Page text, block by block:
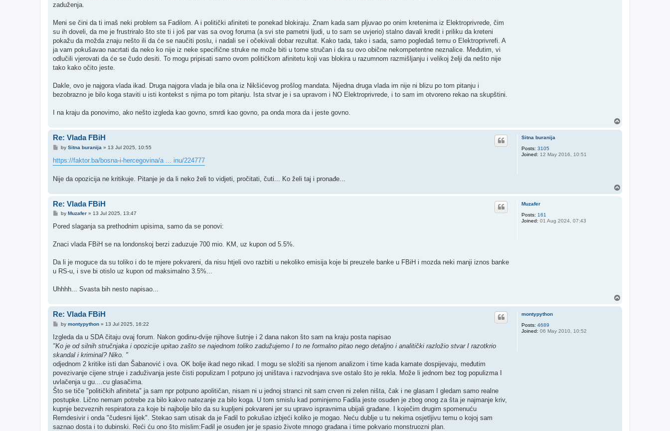
zaduženja.
Meni se čini da ti imaš neki problem sa Fadilom. A i politički afiniteti te ponekad blokiraju. Znam kada sam pljuvao po onim kretenima iz Elektroprivrede, čim
su ih doveli, da me je frustriralo što ste ti i još par vas sa ovog foruma (a svi ste pametni ljudi, u to sam se uvjerio) stalno davali kredit i priliku da kreteni
pokažu da možda znaju nešto ili da će se naučiti poslu, i nadali se i očekivali dobar rezultat. Kako tada, tako i sada, samo pogledaš temu o Elektroprivrefi. A
ja vam pokušavao nacrtati da neko ko nije iz neke specifične struke ne može biti u tome stručan i da su ovo obične nekompetentne neznalice. Međutim, vi
odlučili vjerovati da će se čudo desiti. To mogu pripisati samo ovom političkom afinitetu koji vas blokira u razumnom razmišljanju i velikoj želji da nešto nije
tako kako očito jeste.
Dakle, ovo je najgora vlada ikad. Druga najgora vlada je bila ona iz Nikšićevog prošlog mandata. Nijedna druga vlada im nije ni blizu po tom pitanju i
bezobrazno je bilo koga staviti u isti kontekst s njima po tom pitanju. Ista stvar je i sa upravom i NO Elektroprivrede, i to sam im otvoreno rekao na skupštini.
I na kraju da ponovimo, ako nešto izgleda kao govno, smrdi kao govno, pa onda mora da i jeste govno.
Sitna buranija
Posts: 3105
Joined: 12 May 2016, 10:51
Re: Vlada FBiH
P
s
t
by Sitna buranija » 13 Jul 2025, 10:55
https://faktor.ba/bosna-i-hercegovina/a ... inu/224777
Nije da opozicija ne kritikuje. Pitanje je da li neko želi to vidjeti, pročitati, čuti... Ko želi taj i pronađe...
Muzafer
Posts: 161
Joined: 01 Aug 2024, 07:43
Re: Vlada FBiH
P
s
by Muzafer» 13 Jul 2025, 13:47
Pored slaganja sa prethodnim upisima, samo da se ponovi:
Znaci vlada FBiH se na londonskoj berzi zaduzuje 700 mio. KM, uz kupon od 5.5%.
Da li je moguce da su toliko i do te mjere pokvareni, da nisu htjeli ovo razbiti u nekoliko emisija koje bi preuzele banke u FBiH i mozda neki manji iznos banke
u RS-u, i sve bi otislo uz kupon od maksimalno 3.5%...
Uhhhh... Svasta bih nesto napisao...
montypython
Posts: 4689
Joined: 06 May 2010, 10:52
Re: Vlada FBiH
P
s
t
by montypython» 13 Jul 2025, 16:22
Izgleda da u SDA čitaju ovaj forum. Nakon godinu-dvije njihove šutnje i 2 dana nakon što sam na kraju posta napisao
"Ko je od silnih stručnjaka i opozicije upitao zašto se najednom toliko zadužujemo I to ne formalno pitao nego detaljno i analitički razložio stvar I razotkrio
skandal i kriminal? Niko. "
odjednom 2 kritike isti dan Šabanović i ova. OK bolje ikad nego nikad. I mogu se složiti sa njenom analizom i time kada kamate dospijevaju, međutim
povezivanje cijene struje i zaduživanja jeste čisti populizam I potpuno joj uništava i razvodnjava sve ostalo što je rekla. Može li jednom bez tog populizma I
uvlačenja u gu....cu glasačima.
Što se tiče "političkih afiniteta" ja sam npr potpuno apolitičan, nisam ni u jednoj stranci nit sam crven ni zelen ništa, čak i ne glasam I gledam samo realne
postupke. Lično nemam potrebe za bilo kakvo natezanje za bilo koga. U tom smislu kad pominjemo Fadila jeste osuđen je zbog onog za šta je najmanje kriv,
kupnje bezveznih respiratora za koje bi najbolje bilo da su kupljeni pokvareni jer su upravo ispravnima ubijali građane. I koječim drugim spomenuću
Remdesivir i onda "čudesni lijek". Stekao sam utisak da je Fadil to pokušao izbjeći koliko je mogao. Neću dublje u tu nekima osjetljivu temu o kojoj sam
saznao dosta i to dubinski. Reći ću ono što mislim:Fadil je osuđen jer je spasio živote mnogo građana i time pokvario monstruozni plan.